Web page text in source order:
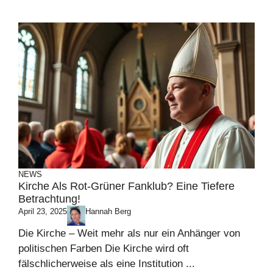
NEWS
Kirche Als Rot-Grüner Fanklub? Eine Tiefere
Betrachtung!
April 23, 2025 Hannah Berg
Die Kirche – Weit mehr als nur ein Anhänger von
politischen Farben Die Kirche wird oft
fälschlicherweise als eine Institution ...